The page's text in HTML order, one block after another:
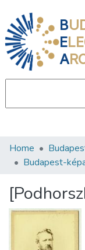
B
E
A
Communities &
Statistics
Home
Budapest-